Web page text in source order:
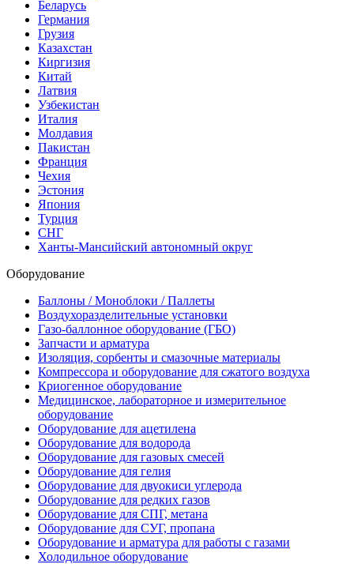
Беларусь
Германия
Грузия
Казахстан
Киргизия
Китай
Латвия
Узбекистан
Италия
Молдавия
Пакистан
Франция
Чехия
Эстония
Япония
Турция
СНГ
Ханты-Мансийский автономный округ
Оборудование
Баллоны / Моноблоки / Паллеты
Воздухоразделительные установки
Газо-баллонное оборудование (ГБО)
Запчасти и арматура
Изоляция, сорбенты и смазочные материалы
Компрессора и оборудование для сжатого воздуха
Криогенное оборудование
Медицинское, лабораторное и измерительное
оборудование
Оборудование для ацетилена
Оборудование для водорода
Оборудование для газовых смесей
Оборудование для гелия
Оборудование для двуокиси углерода
Оборудование для редких газов
Оборудование для СПГ, метана
Оборудование для СУГ, пропана
Оборудование и арматура для работы с газами
Холодильное оборудование